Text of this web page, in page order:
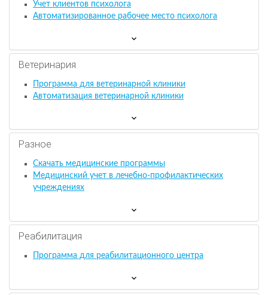
Учет клиентов психолога
Автоматизированное рабочее место психолога
Ветеринария
Программа для ветеринарной клиники
Автоматизация ветеринарной клиники
Разное
Скачать медицинские программы
Медицинский учет в лечебно-профилактических
учреждениях
Реабилитация
Программа для реабилитационного центра